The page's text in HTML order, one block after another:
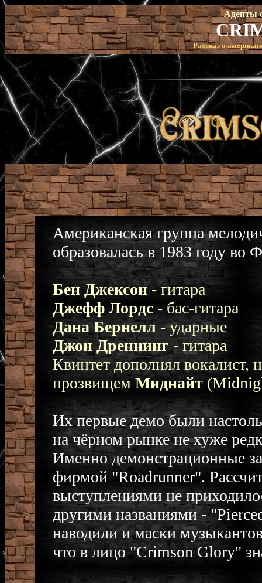
Адепты
Рассказ о
Американская группа
образовалась в 1983 году
Бен Джексон- гитара
Джефф Лордс - бас-гитара
Дана Бернелл- ударные
Джон Дреннинг- гитара
Квинтет дополнял вокалист,
прозвищемМиднайт
Их первые демо были
на чёрном рынке не хуже
Именно демонстрационные
фирмой "Roadrunner".
выступлениями не
другими названиями -
наводили и маски
что в лицо "Crimson Glory"